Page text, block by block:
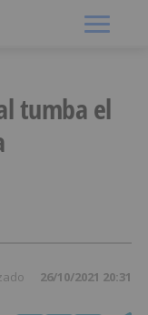
tumba el
26/10/2021 20:31